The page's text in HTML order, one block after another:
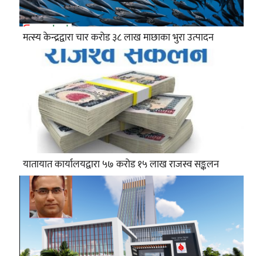
मत्स्य केन्द्रद्वारा चार करोड ३८ लाख माछाका भुरा उत्पादन
यातायात कार्यालयद्वारा ५७ करोड १५ लाख राजस्व सङ्कलन